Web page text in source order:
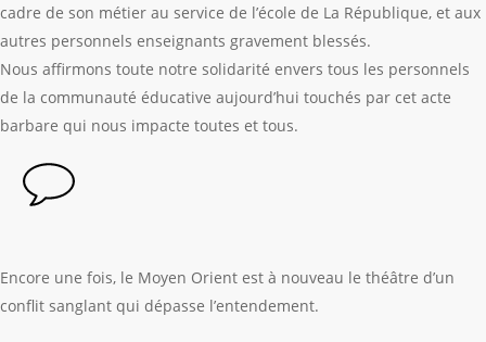
cadre de son métier au service de l’école de La République, et aux
autres personnels enseignants gravement blessés.
Nous affirmons toute notre solidarité envers tous les personnels
de la communauté éducative aujourd’hui touchés par cet acte
barbare qui nous impacte toutes et tous.
Encore une fois, le Moyen Orient est à nouveau le théâtre d’un
conflit sanglant qui dépasse l’entendement.